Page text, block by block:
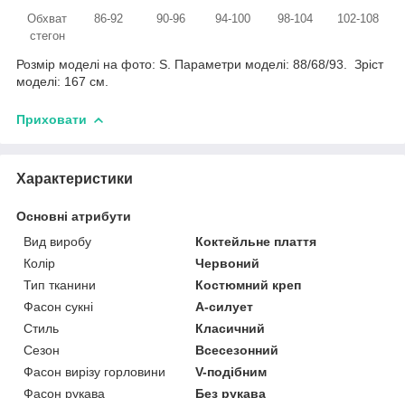
Обхват
стегон
86-92 90-96 94-100 98-104 102-108
Розмір моделі на фото: S. Параметри моделі: 88/68/93. Зріст
моделі: 167 см.
Приховати
Характеристики
Основні атрибути
Вид виробу
Коктейльне плаття
Колір
Червоний
Тип тканини
Костюмний креп
Фасон сукні
А-силует
Стиль
Класичний
Сезон
Всесезонний
Фасон вирізу горловини
V-подібним
Фасон рукава
Без рукава